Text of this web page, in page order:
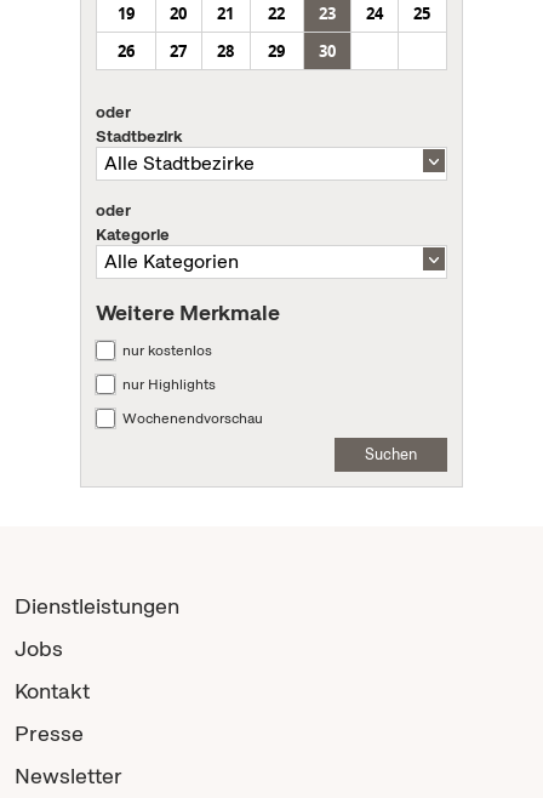
19
20 21 22 23 24
25
26
27 28 29 30
oder
Stadtbezirk
oder
Kategorie
Weitere Merkmale
nur kostenlos
nur Highlights
Wochenendvorschau
Suchen
Dienstleistungen
Jobs
Kontakt
Presse
Newsletter